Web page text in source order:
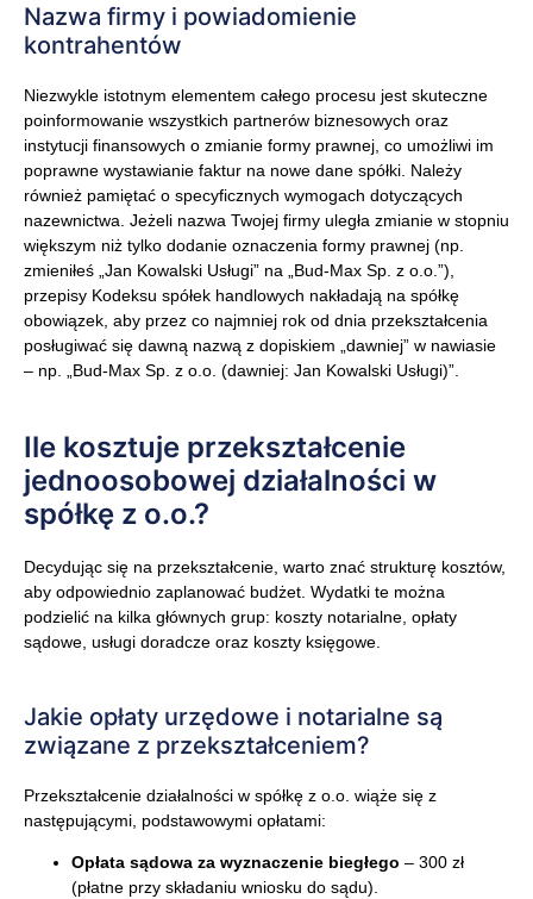
Nazwa firmy i powiadomienie
kontrahentów
Niezwykle istotnym elementem całego procesu jest skuteczne
poinformowanie wszystkich partnerów biznesowych oraz
instytucji finansowych o zmianie formy prawnej, co umożliwi im
poprawne wystawianie faktur na nowe dane spółki. Należy
również pamiętać o specyficznych wymogach dotyczących
nazewnictwa. Jeżeli nazwa Twojej firmy uległa zmianie w stopniu
większym niż tylko dodanie oznaczenia formy prawnej (np.
zmieniłeś „Jan Kowalski Usługi” na „Bud-Max Sp. z o.o.”),
przepisy Kodeksu spółek handlowych nakładają na spółkę
obowiązek, aby przez co najmniej rok od dnia przekształcenia
posługiwać się dawną nazwą z dopiskiem „dawniej” w nawiasie
– np. „Bud-Max Sp. z o.o. (dawniej: Jan Kowalski Usługi)”.
Ile kosztuje przekształcenie
jednoosobowej działalności w
spółkę z o.o.?
Decydując się na przekształcenie, warto znać strukturę kosztów,
aby odpowiednio zaplanować budżet. Wydatki te można
podzielić na kilka głównych grup: koszty notarialne, opłaty
sądowe, usługi doradcze oraz koszty księgowe.
Jakie opłaty urzędowe i notarialne są
związane z przekształceniem?
Przekształcenie działalności w spółkę z o.o. wiąże się z
następującymi, podstawowymi opłatami:
Opłata sądowa za wyznaczenie biegłego – 300 zł
(płatne przy składaniu wniosku do sądu).